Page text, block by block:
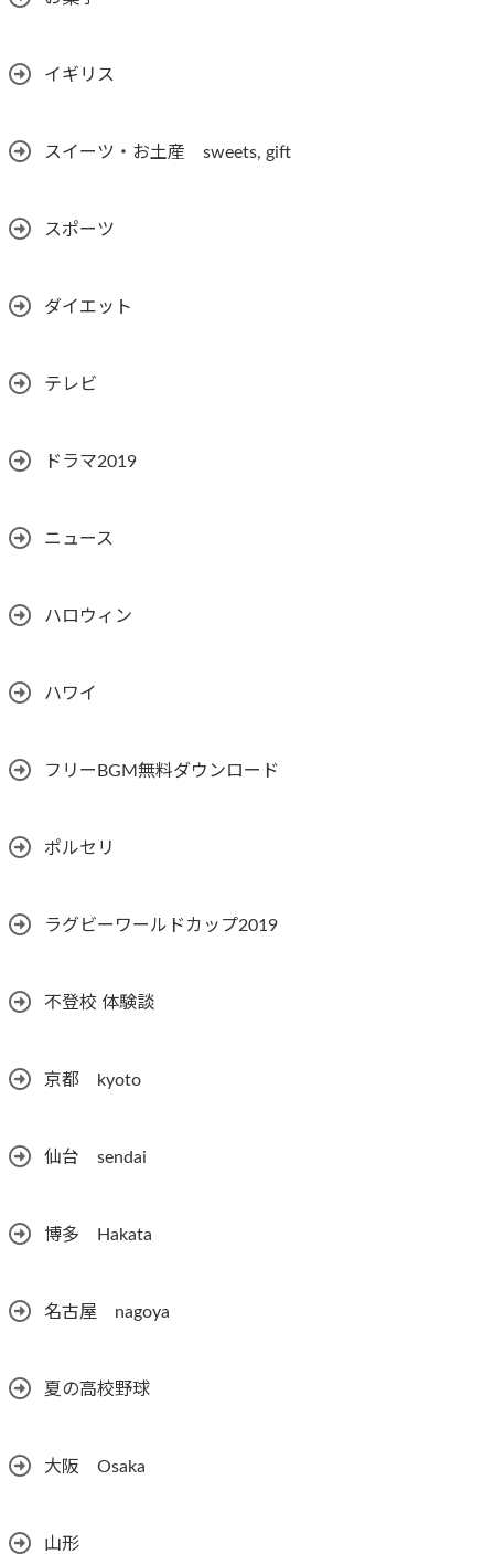
イギリス
スイーツ・お土産 sweets, gift
スポーツ
ダイエット
テレビ
ドラマ2019
ニュース
ハロウィン
ハワイ
フリーBGM無料ダウンロード
ポルセリ
ラグビーワールドカップ2019
不登校 体験談
京都 kyoto
仙台 sendai
博多 Hakata
名古屋 nagoya
夏の高校野球
大阪 Osaka
山形